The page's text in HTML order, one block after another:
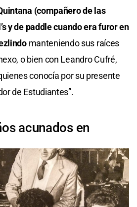
(compañero de las
y de paddle cuando era furor en
manteniendo sus raíces
o bien con Leandro Cufré,
conocía por su presente
de Estudiantes”.
acunados en